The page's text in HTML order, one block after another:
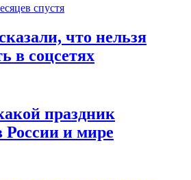
спустя
что нельзя
в соцсетях
праздник
России и мире